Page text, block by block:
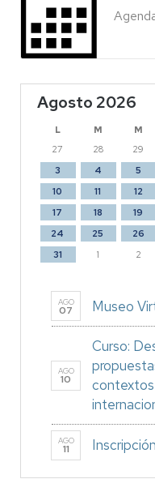
Agosto 2026
L M M
27
28 29
3
4 5
10
11 12
17
18 19
24
25 26
31
1 2
AGO
07 Museo
AGO
10
Curso:
AGO
11